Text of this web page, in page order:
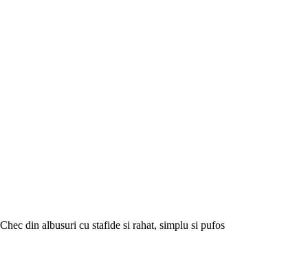
Chec din albusuri cu stafide si rahat, simplu si pufos